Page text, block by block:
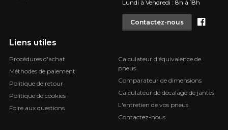
Lundi à Vendredi : 8h à 18h
Contactez-nous
Liens utiles
Procédures d'achat
Méthodes de paiement
Politique de retour
Politique de cookies
Foire aux questions
Calculateur d'équivalence de
pneus
Comparateur de dimensions
Calculateur de décalage de jantes
L'entretien de vos pneus
Contactez-nous